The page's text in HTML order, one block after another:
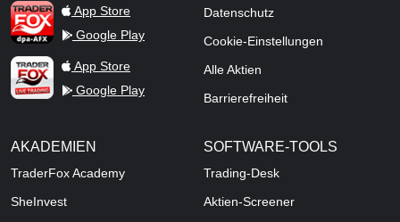
TraderFox dpa-AFX ProFeed
App Store
Google Play
TraderFox Live Trading
App Store
Google Play
Datenschutz
Cookie-Einstellungen
Alle Aktien
Barrierefreiheit
AKADEMIEN
TraderFox Academy
SheInvest
SOFTWARE-TOOLS
Trading-Desk
Aktien-Screener